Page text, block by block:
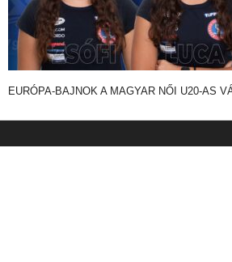
EURÓPA-BAJNOK A MAGYAR NŐI U20-AS